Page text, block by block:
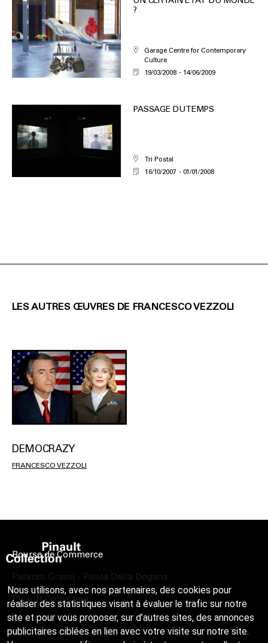
?
Garage Centre for Contemporary
Culture
19/03/2008
14/06/2009
PASSAGE DU TEMPS
Tri Postal
16/10/2007
01/01/2008
LES AUTRES ŒUVRES DE FRANCESCO VEZZOLI
DEMOCRAZY
FRANCESCO VEZZOLI
Bourse de Commerce
Palazzo Grassi - Punta Della Dogana
Pinault Collection
Nous utilisons, avec nos partenaires, des cookies pour
réaliser des statistiques visant à évaluer le trafic sur notre
site et pour vous proposer, sur d’autres sites, des annonces
publicitaires ciblées en lien avec votre visite sur notre site.